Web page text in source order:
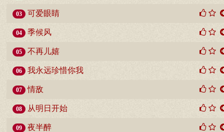
03 可爱眼睛
04 季候风
05 不再儿嬉
06 我永远珍惜你我
07 情敌
08 从明日开始
09 夜半醉